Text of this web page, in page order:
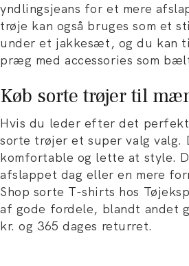
yndlingsjeans for et mere
trøje kan også bruges som et
under et jakkesæt, og du kan
præg med accessories som
Køb sorte trøjer til
Hvis du leder efter det
sorte trøjer et super valg valg.
komfortable og lette at style.
afslappet dag eller en mere
Shop sorte T-shirts hos
af gode fordele, blandt andet
kr. og 365 dages returret.